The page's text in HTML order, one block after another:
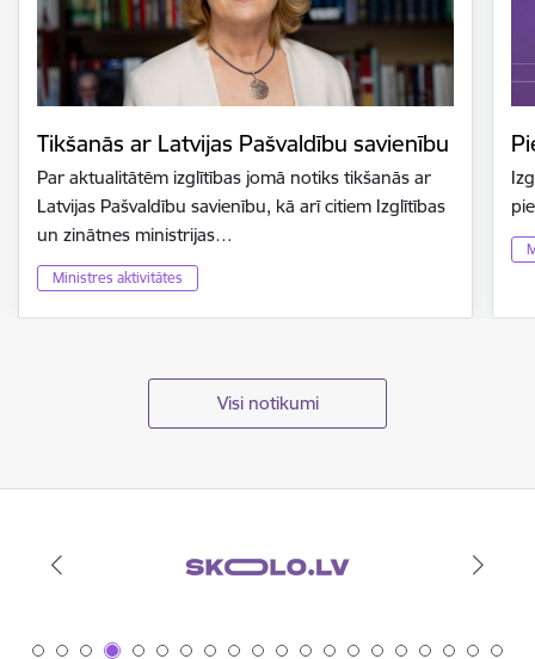
Tikšanās ar Latvijas Pašvaldību savienību
Par aktualitātēm izglītības jomā notiks tikšanās ar
Latvijas Pašvaldību savienību, kā arī citiem Izglītības
un zinātnes ministrijas…
Ministres aktivitātes
Visi notikumi